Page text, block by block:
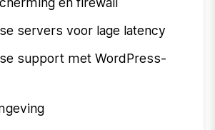
servers voor lage latency
support met WordPress-